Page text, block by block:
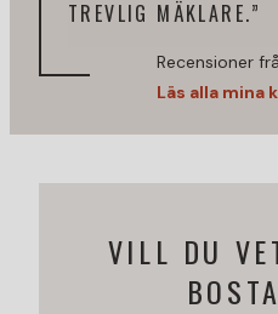
TREVLIG MÄKLARE.”
Recensioner
Läs alla mina
VILL DU